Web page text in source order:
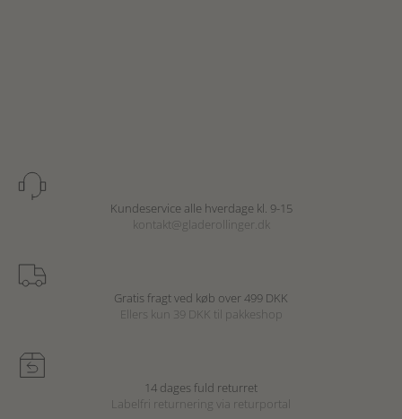
Kundeservice alle hverdage kl. 9-15
kontakt@gladerollinger.dk
Gratis fragt ved køb over 499 DKK
Ellers kun 39 DKK til pakkeshop
14 dages fuld returret
Labelfri returnering via returportal